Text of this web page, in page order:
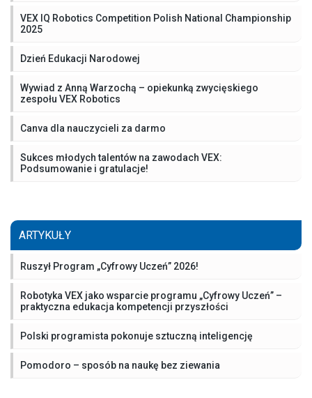
VEX IQ Robotics Competition Polish National Championship
2025
Dzień Edukacji Narodowej
Wywiad z Anną Warzochą – opiekunką zwycięskiego
zespołu VEX Robotics
Canva dla nauczycieli za darmo
Sukces młodych talentów na zawodach VEX:
Podsumowanie i gratulacje!
ARTYKUŁY
Ruszył Program „Cyfrowy Uczeń” 2026!
Robotyka VEX jako wsparcie programu „Cyfrowy Uczeń” –
praktyczna edukacja kompetencji przyszłości
Polski programista pokonuje sztuczną inteligencję
Pomodoro – sposób na naukę bez ziewania